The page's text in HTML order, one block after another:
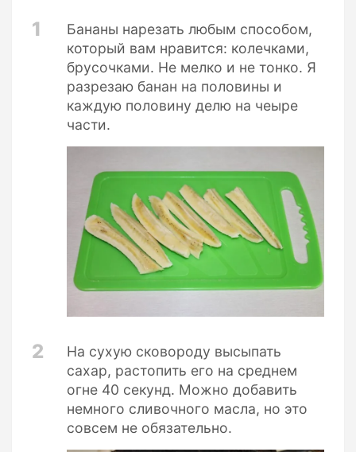
1
Бананы нарезать любым способом,
который вам нравится: колечками,
брусочками. Не мелко и не тонко. Я
разрезаю банан на половины и
каждую половину делю на чеыре
части.
2
На сухую сковороду высыпать
сахар, растопить его на среднем
огне 40 секунд. Можно добавить
немного сливочного масла, но это
совсем не обязательно.